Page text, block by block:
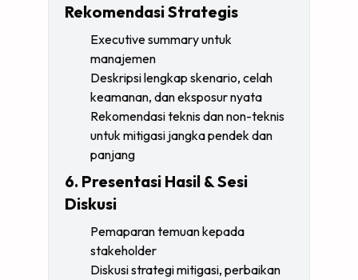
Rekomendasi Strategis
Executive summary untuk
manajemen
Deskripsi lengkap skenario, celah
keamanan, dan eksposur nyata
Rekomendasi teknis dan non-teknis
untuk mitigasi jangka pendek dan
panjang
6. Presentasi Hasil & Sesi
Diskusi
Pemaparan temuan kepada
stakeholder
Diskusi strategi mitigasi, perbaikan